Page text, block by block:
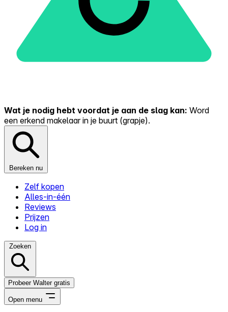
Wat je nodig hebt voordat je aan de slag kan: Word
een erkend makelaar in je buurt (grapje).
Bereken nu
Zelf kopen
Alles-in-één
Reviews
Prijzen
Log in
Zoeken
Probeer Walter gratis
Open menu